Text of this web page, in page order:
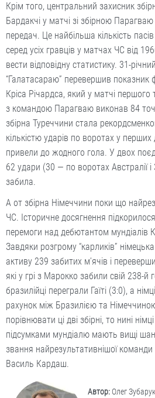
Крім того, центральний захисник
Бардакчі у матчі зі збірною
передач. Це найбільша кількість
серед усіх гравців у матчах ЧС від
вести відповідну статистику. 31-
“Галатасараю” перевершив показник
Кріса Річардса, який у матчі
з командою Парагваю виконав 84
збірна Туреччини стала
кількістю ударів по воротах у
привели до жодного гола. У двох
62 удари (30 — по воротах Австралії
забила.
А от збірна Німеччини поки що
ЧС. Історичне досягнення
перемоги над дебютантом мундіалів
Завдяки розгрому “карликів”
активу 239 забитих м’ячів і
які у грі з Марокко забили свій 238-
бразилійці переграли Гаїті (3:0), а
рахунок між Бразилією та
порівнювати ці дві збірні, то нині
підсумками мундіалю мають вищі
звання найрезультативнішої команди
Василь Кардаш.
Автор: Олег Зубарук